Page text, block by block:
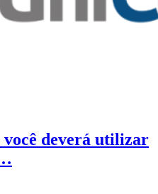
você deverá utilizar